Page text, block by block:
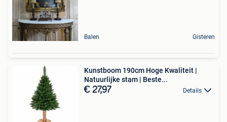
Balen Gisteren
Kunstboom 190cm Hoge Kwaliteit |
Natuurlijke stam | Beste...
€ 27,97 Details